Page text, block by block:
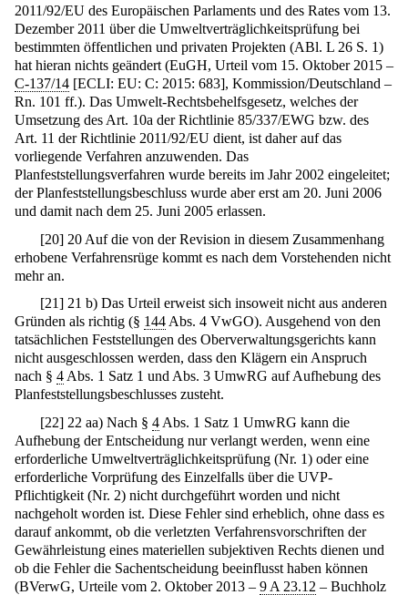
2011/92/EU des Europäischen Parlaments und des Rates vom 13.
Dezember 2011 über die Umweltverträglichkeitsprüfung bei
bestimmten öffentlichen und privaten Projekten (ABl. L 26 S. 1)
hat hieran nichts geändert (EuGH, Urteil vom 15. Oktober 2015 –
C-137/14 [ECLI: EU: C: 2015: 683], Kommission/Deutschland –
Rn. 101 ff.). Das Umwelt-Rechtsbehelfsgesetz, welches der
Umsetzung des Art. 10a der Richtlinie 85/337/EWG bzw. des
Art. 11 der Richtlinie 2011/92/EU dient, ist daher auf das
vorliegende Verfahren anzuwenden. Das
Planfeststellungsverfahren wurde bereits im Jahr 2002 eingeleitet;
der Planfeststellungsbeschluss wurde aber erst am 20. Juni 2006
und damit nach dem 25. Juni 2005 erlassen.
[20] 20 Auf die von der Revision in diesem Zusammenhang
erhobene Verfahrensrüge kommt es nach dem Vorstehenden nicht
mehr an.
[21] 21 b) Das Urteil erweist sich insoweit nicht aus anderen
Gründen als richtig (§ 144 Abs. 4 VwGO). Ausgehend von den
tatsächlichen Feststellungen des Oberverwaltungsgerichts kann
nicht ausgeschlossen werden, dass den Klägern ein Anspruch
nach § 4 Abs. 1 Satz 1 und Abs. 3 UmwRG auf Aufhebung des
Planfeststellungsbeschlusses zusteht.
[22] 22 aa) Nach §4 Abs. 1 Satz 1 UmwRG kann die
Aufhebung der Entscheidung nur verlangt werden, wenn eine
erforderliche Umweltverträglichkeitsprüfung (Nr. 1) oder eine
erforderliche Vorprüfung des Einzelfalls über die UVP-
Pflichtigkeit (Nr. 2) nicht durchgeführt worden und nicht
nachgeholt worden ist. Diese Fehler sind erheblich, ohne dass es
darauf ankommt, ob die verletzten Verfahrensvorschriften der
Gewährleistung eines materiellen subjektiven Rechts dienen und
ob die Fehler die Sachentscheidung beeinflusst haben können
(BVerwG, Urteile vom 2. Oktober 2013 – 9 A 23.12 – Buchholz